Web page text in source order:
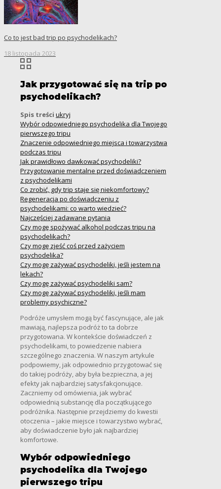
Co to jest bad trip po psychodelikach?
18 listopada 2023
Jak przygotować się na trip po
psychodelikach?
Spis treści ukryj
Wybór odpowiedniego psychodelika dla Twojego
pierwszego tripu
Znaczenie odpowiedniego miejsca i towarzystwa
podczas tripu
Jak prawidłowo dawkować psychodeliki?
Przygotowanie mentalne przed doświadczeniem
z psychodelikami
Co zrobić, gdy trip staje się niekomfortowy?
Regeneracja po doświadczeniu z
psychodelikami: co warto wiedzieć?
Najczęściej zadawane pytania
Czy mogę spożywać alkohol podczas tripu na
psychodelikach?
Czy mogę zjeść coś przed zażyciem
psychodelika?
Czy mogę zażywać psychodeliki, jeśli jestem na
lekach?
Czy mogę zażywać psychodeliki sam?
Czy mogę zażywać psychodeliki, jeśli mam
problemy psychiczne?
Podróże umysłem mogą być fascynujące, ale jak
mawiają, najlepsza podróż to ta dobrze
przygotowana. W kontekście doświadczeń z
psychodelikami, to powiedzenie nabiera
szczególnego znaczenia. W naszym artykule
podpowiemy, jak odpowiednio przygotować się
do takiej podróży, aby była bezpieczna, a jej
efekty jak najbardziej satysfakcjonujące.
Zaczniemy od omówienia, jak wybrać
odpowiednią substancję dla początkującego
podróżnika. Następnie przejdziemy do kwestii
otoczenia – jakie miejsce i towarzystwo wybrać,
aby doświadczenie było jak najbardziej
komfortowe.
Wybór odpowiedniego
psychodelika dla Twojego
pierwszego tripu